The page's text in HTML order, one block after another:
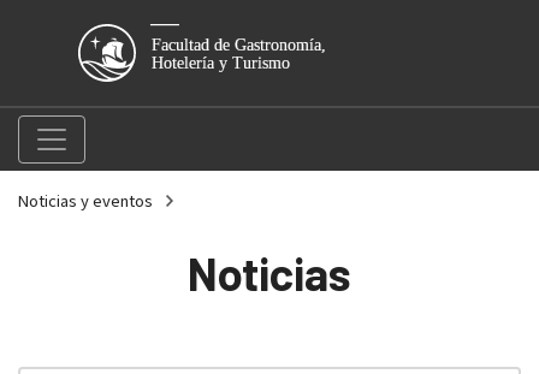
Noticias y eventos
Noticias